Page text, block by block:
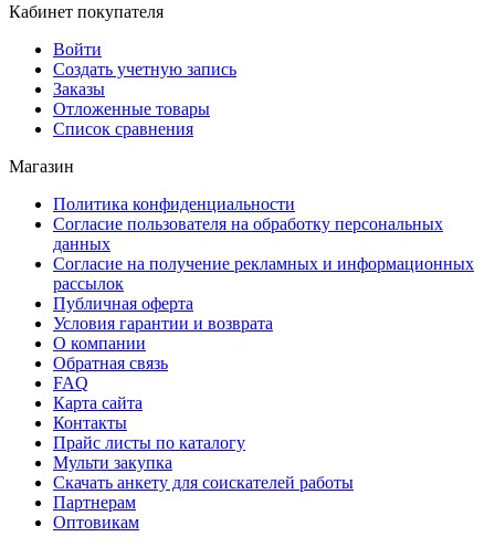
Кабинет покупателя
Войти
Создать учетную запись
Заказы
Отложенные товары
Список сравнения
Магазин
Политика конфиденциальности
Согласие пользователя на обработку персональных
данных
Согласие на получение рекламных и информационных
рассылок
Публичная оферта
Условия гарантии и возврата
О компании
Обратная связь
FAQ
Карта сайта
Контакты
Прайс листы по каталогу
Мульти закупка
Скачать анкету для соискателей работы
Партнерам
Оптовикам